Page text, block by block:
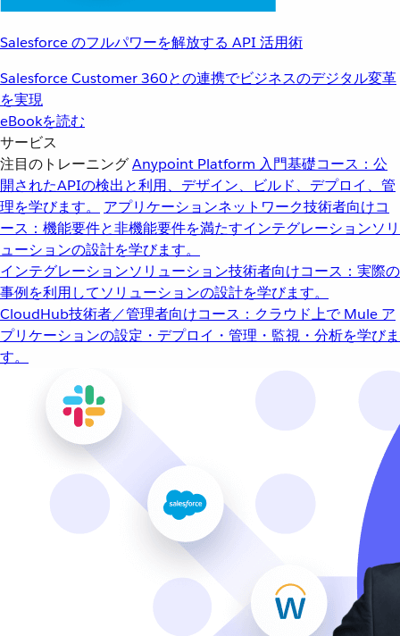
Salesforce のフルパワーを解放する API 活用術
Salesforce Customer 360との連携でビジネスのデジタル変革
を実現
eBookを読む
サービス
注目のトレーニングAnypoint Platform 入門基礎コース：公
開されたAPIの検出と利用、デザイン、ビルド、デプロイ、管
理を学びます。
アプリケーションネットワーク技術者向けコ
ース：機能要件と非機能要件を満たすインテグレーションソリ
ューションの設計を学びます。
インテグレーションソリューション技術者向けコース：実際の
事例を利用してソリューションの設計を学びます。
CloudHub技術者／管理者向けコース：クラウド上で Mule ア
プリケーションの設定・デプロイ・管理・監視・分析を学びま
す。